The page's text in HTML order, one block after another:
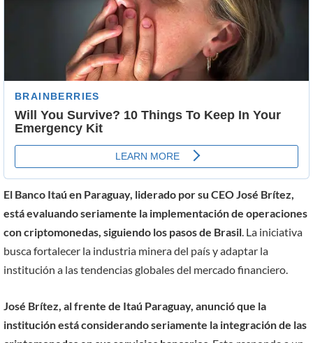
El Banco Itaú en Paraguay, liderado por su CEO José Brítez,
está evaluando seriamente la implementación de operaciones
con criptomonedas, siguiendo los pasos de Brasil. La iniciativa
busca fortalecer la industria minera del país y adaptar la
institución a las tendencias globales del mercado financiero.
José Brítez, al frente de Itaú Paraguay, anunció que la
institución está considerando seriamente la integración de las